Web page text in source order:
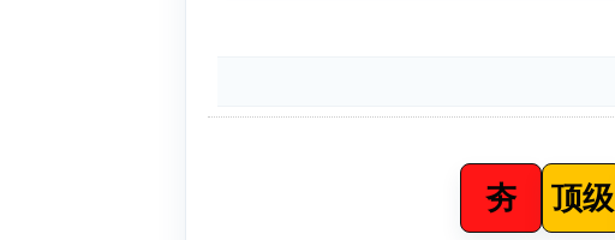
夯 顶级